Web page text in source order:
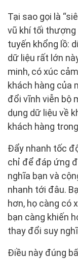
Tại sao gọi là
vũ khí tối
tuyến khổng lồ:
dữ liệu rất lớn
minh, có xúc
khách hàng của
đổi vĩnh viễn bộ
dụng dữ liệu về
khách hàng
Đẩy nhanh tốc
chỉ để đáp ứng
nghĩa bạn và
nhanh tới đâu.
hơn, họ càng có
bạn càng khiến
thay đổi suy
Điều này đúng